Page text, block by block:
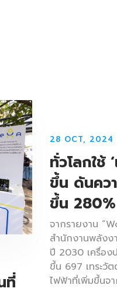
ที่​
28 OCT, 2024
ทั่วโลกใช้
ขึ้น ดันคว
ขึ้น 280%
จากรายงาน
สำนักงานพลังงา
ปี 2030 เครื่อง
ขึ้น 697 เทระวั
ไฟฟ้าที่เพิ่มขึ้นจ